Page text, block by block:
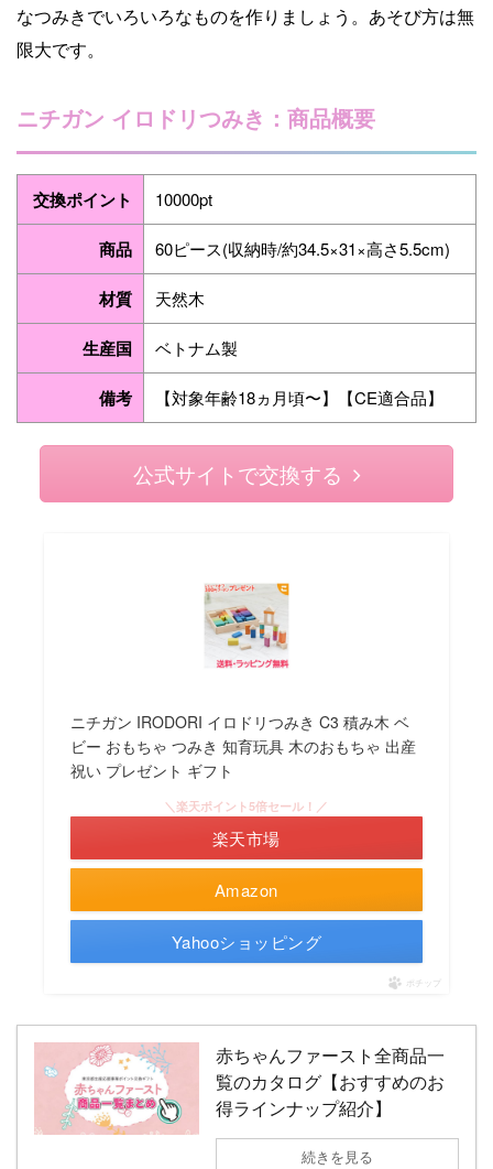
なつみきでいろいろなものを作りましょう。あそび方は無
限大です。
ニチガン イロドリつみき：商品概要
交換ポイント 10000pt
商品 60ピース(収納時/約34.5×31×高さ5.5cm)
材質 天然木
生産国 ベトナム製
備考 【対象年齢18ヵ月頃〜】【CE適合品】
公式サイトで交換する
ニチガン IRODORI イロドリつみき C3 積み木 ベ
ビー おもちゃ つみき 知育玩具 木のおもちゃ 出産
祝い プレゼント ギフト
Amazon
＼楽天ポイント5倍セール！／
楽天市場
Yahooショッピング
ポチップ
赤ちゃんファースト全商品一
覧のカタログ【おすすめのお
得ラインナップ紹介】
続きを見る